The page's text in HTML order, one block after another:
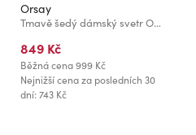
Orsay
Tmavě šedý dámský svetr ORSAY
849 Kč
Běžná cena999 Kč
Nejnižší cena za posledních 30
dní: 743 Kč